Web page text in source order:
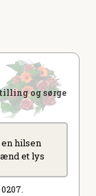
og sørge
hilsen
et lys